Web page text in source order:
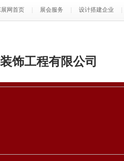
展网首页 展会服务 设计搭建企业
饰工程有限公司